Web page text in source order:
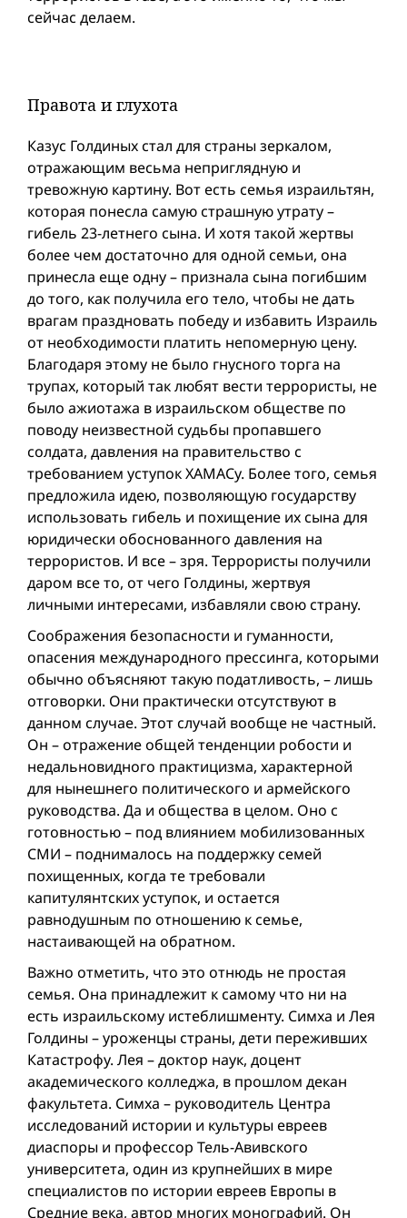
сейчас делаем.
Правота и глухота
Казус Голдиных стал для страны зеркалом,
отражающим весьма неприглядную и
тревожную картину. Вот есть семья израильтян,
которая понесла самую страшную утрату –
гибель 23-летнего сына. И хотя такой жертвы
более чем достаточно для одной семьи, она
принесла еще одну – признала сына погибшим
до того, как получила его тело, чтобы не дать
врагам праздновать победу и избавить Израиль
от необходимости платить непомерную цену.
Благодаря этому не было гнусного торга на
трупах, который так любят вести террористы, не
было ажиотажа в израильском обществе по
поводу неизвестной судьбы пропавшего
солдата, давления на правительство с
требованием уступок ХАМАСу. Более того, семья
предложила идею, позволяющую государству
использовать гибель и похищение их сына для
юридически обоснованного давления на
террористов. И все – зря. Террористы получили
даром все то, от чего Голдины, жертвуя
личными интересами, избавляли свою страну.
Соображения безопасности и гуманности,
опасения международного прессинга, которыми
обычно объясняют такую податливость, – лишь
отговорки. Они практически отсутствуют в
данном случае. Этот случай вообще не частный.
Он – отражение общей тенденции робости и
недальновидного практицизма, характерной
для нынешнего политического и армейского
руководства. Да и общества в целом. Оно с
готовностью – под влиянием мобилизованных
СМИ – поднималось на поддержку семей
похищенных, когда те требовали
капитулянтских уступок, и остается
равнодушным по отношению к семье,
настаивающей на обратном.
Важно отметить, что это отнюдь не простая
семья. Она принадлежит к самому что ни на
есть израильскому истеблишменту. Симха и Лея
Голдины – уроженцы страны, дети переживших
Катастрофу. Лея – доктор наук, доцент
академического колледжа, в прошлом декан
факультета. Симха – руководитель Центра
исследований истории и культуры евреев
диаспоры и профессор Тель-Авивского
университета, один из крупнейших в мире
специалистов по истории евреев Европы в
Средние века, автор многих монографий. Он